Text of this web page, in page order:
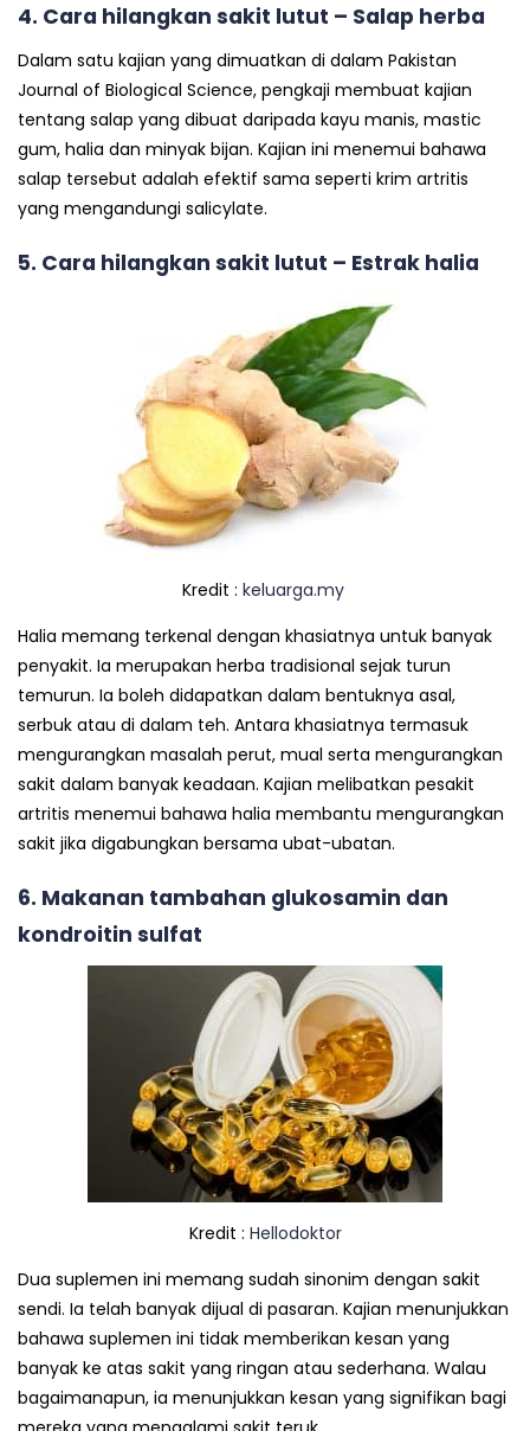
4. Cara hilangkan sakit lutut – Salap herba
Dalam satu kajian yang dimuatkan di dalam Pakistan
Journal of Biological Science, pengkaji membuat kajian
tentang salap yang dibuat daripada kayu manis, mastic
gum, halia dan minyak bijan. Kajian ini menemui bahawa
salap tersebut adalah efektif sama seperti krim artritis
yang mengandungi salicylate.
5. Cara hilangkan sakit lutut – Estrak halia
Kredit : keluarga.my
Halia memang terkenal dengan khasiatnya untuk banyak
penyakit. Ia merupakan herba tradisional sejak turun
temurun. Ia boleh didapatkan dalam bentuknya asal,
serbuk atau di dalam teh. Antara khasiatnya termasuk
mengurangkan masalah perut, mual serta mengurangkan
sakit dalam banyak keadaan. Kajian melibatkan pesakit
artritis menemui bahawa halia membantu mengurangkan
sakit jika digabungkan bersama ubat-ubatan.
6. Makanan tambahan glukosamin dan
kondroitin sulfat
Kredit : Hellodoktor
Dua suplemen ini memang sudah sinonim dengan sakit
sendi. Ia telah banyak dijual di pasaran. Kajian menunjukkan
bahawa suplemen ini tidak memberikan kesan yang
banyak ke atas sakit yang ringan atau sederhana. Walau
bagaimanapun, ia menunjukkan kesan yang signifikan bagi